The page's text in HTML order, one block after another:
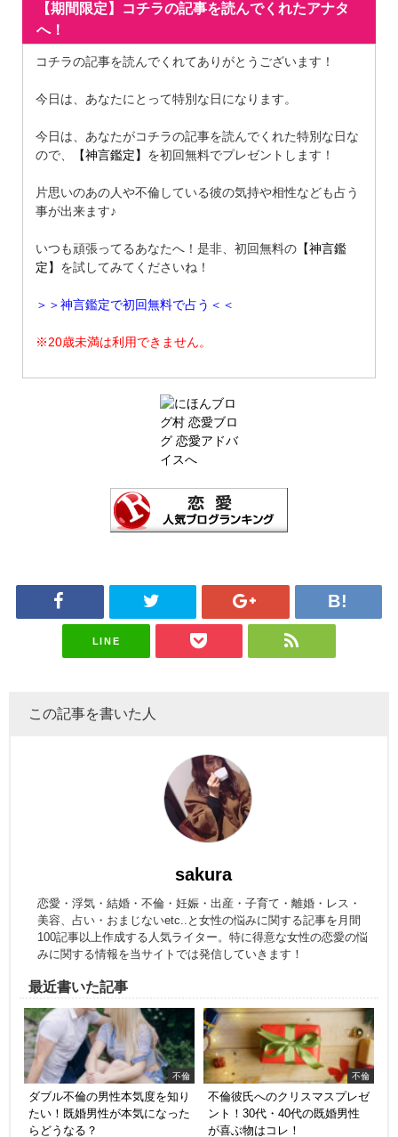
【期間限定】コチラの記事を読んでくれたアナタ
へ！
コチラの記事を読んでくれてありがとうございます！
今日は、あなたにとって特別な日になります。
今日は、あなたがコチラの記事を読んでくれた特別な日な
ので、
【神言鑑定】 を初回無料でプレゼントします！
片思いのあの人や不倫している彼の気持や相性なども占う
事が出来ます♪
いつも頑張ってるあなたへ！是非、初回無料の 【神言鑑
定】 を試してみてくださいね！
＞＞神言鑑定で初回無料で占う＜＜
※20歳未満は利用できません。
LINE
この記事を書いた人
sakura
恋愛・浮気・結婚・不倫・妊娠・出産・子育て・離婚・レス・
美容、占い・おまじないetc..と女性の悩みに関する記事を月間
100記事以上作成する人気ライター。特に得意な女性の恋愛の悩
みに関する情報を当サイトでは発信していきます！
最近書いた記事
不倫
ダブル不倫の男性本気度を知り
たい！既婚男性が本気になった
らどうなる？
不倫
不倫彼氏へのクリスマスプレゼ
ント！30代・40代の既婚男性
が喜ぶ物はコレ！